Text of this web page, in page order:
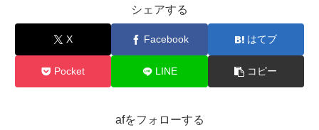
シェアする
X Facebook はてブ
Pocket LINE コピー
afをフォローする